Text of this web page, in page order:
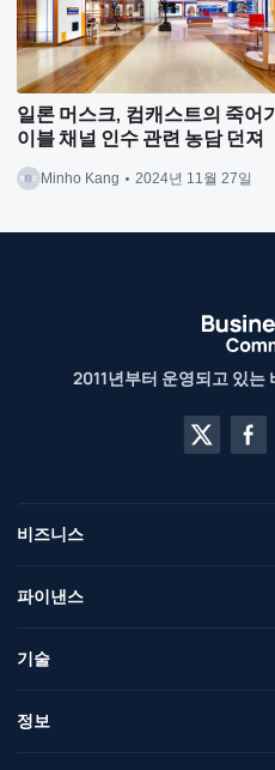
일론 머스크, 컴캐스트의 죽어
이블 채널 인수 관련 농담 던져
Minho Kang 2024년 11월 27일
2011년부터 운영되고 있는
비즈니스
파이낸스
기술
정보